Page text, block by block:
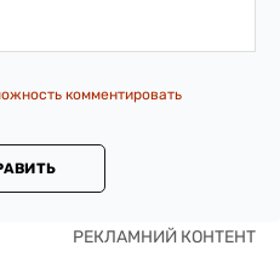
комментировать